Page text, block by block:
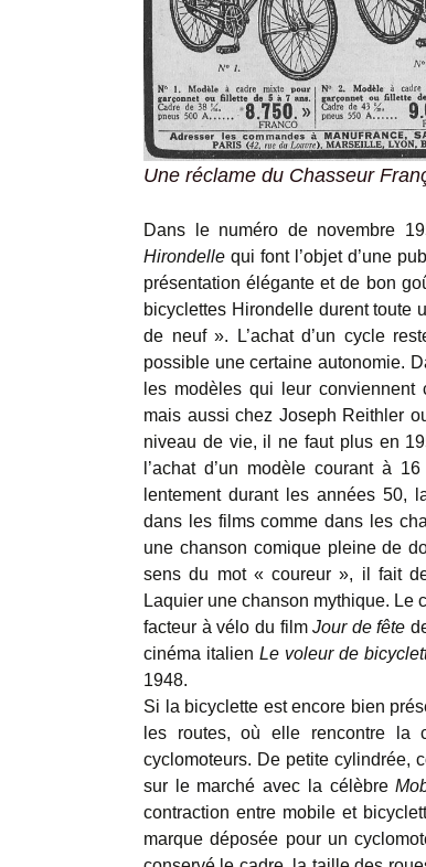
Une réclame du Chasseur
Dans le numéro de novembre
Hirondelle qui font l’objet d’une
présentation élégante et de bon
bicyclettes Hirondelle durent toute
de neuf ». L’achat d’un cycle
possible une certaine autonomie.
les modèles qui leur
mais aussi chez Joseph Reithler
niveau de vie, il ne faut plus en
l’achat d’un modèle courant à
lentement durant les années 50,
dans les films comme dans les
une chanson comique pleine de
sens du mot « coureur », il fait
Laquier une chanson mythique. Le
facteur à vélo du filmJour de fête
cinéma italien Le voleur de
1948.
Si la bicyclette est encore bien
les routes, où elle rencontre la
cyclomoteurs. De petite cylindrée,
sur le marché avec la célèbre
contraction entre mobile et
marque déposée pour un